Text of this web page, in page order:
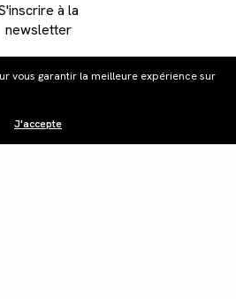
à la
newsletter
vous garantir la meilleure expérience sur
J'accepte